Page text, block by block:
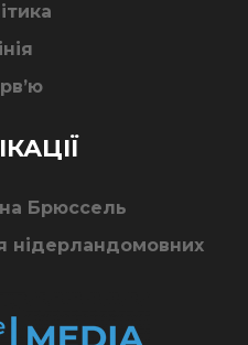
Брюссель
нідерландомовних